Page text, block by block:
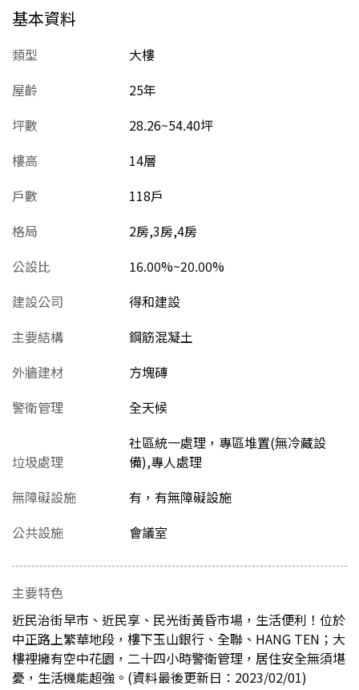
基本資料
類型
大樓
屋齡
25年
坪數
28.26~54.40坪
樓高
14層
戶數
118戶
格局
2房,3房,4房
公設比
16.00%~20.00%
建設公司
得和建設
主要結構
鋼筋混凝土
外牆建材
方塊磚
警衛管理
全天候
垃圾處理
社區統一處理，專區堆置(無冷藏設
備),專人處理
無障礙設施
有，有無障礙設施
公共設施
會議室
主要特色
近民治街早市、近民享、民光街黃昏市場，生活便利！位於
中正路上繁華地段，樓下玉山銀行、全聯、HANG TEN；大
樓裡擁有空中花園，二十四小時警衛管理，居住安全無須堪
憂，生活機能超強。(資料最後更新日：2023/02/01)